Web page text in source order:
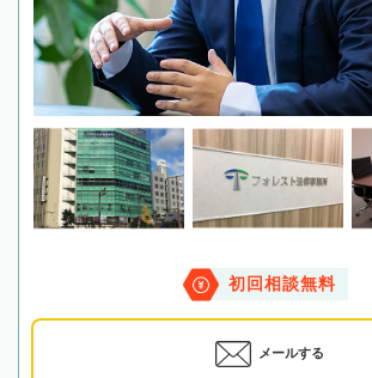
初回相談無料
メールする